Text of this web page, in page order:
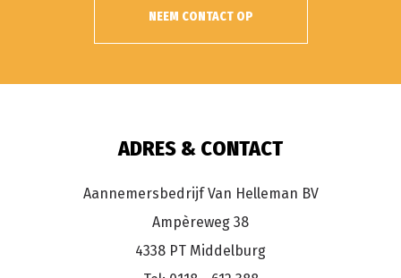
NEEM CONTACT OP
ADRES & CONTACT
Aannemersbedrijf Van Helleman BV
Ampèreweg 38
4338 PT Middelburg